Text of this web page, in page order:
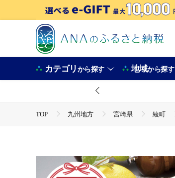
カテゴリから探す 地域から探す
TOP 九州地方 宮崎県 綾町